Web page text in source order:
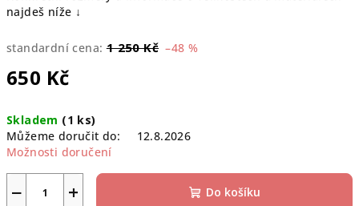
najdeš níže ↓
standardní cena: 1 250 Kč –48 %
650 Kč
cena:
Skladem (1 ks)
Můžeme doručit do:
12.8.2026
Možnosti doručení
+
− Do košíku